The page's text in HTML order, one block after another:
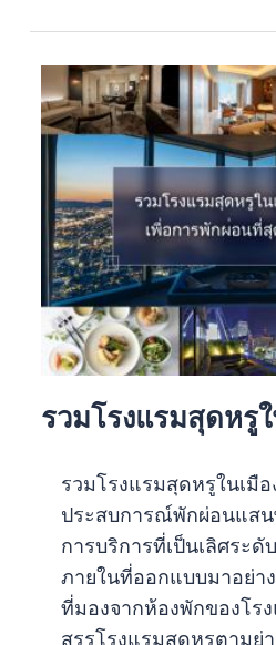
รวมโรงแรมสุดหรู
รวมโรงแรมสุดหรูในเมื
ประสบการณ์พักผ่อนแส
การบริการที่เป็นเลิศระ
ภายในที่ออกแบบมาอย่า
ที่มองจากห้องพักของโร
สรรโรงแรมสุดหรูตามย่า